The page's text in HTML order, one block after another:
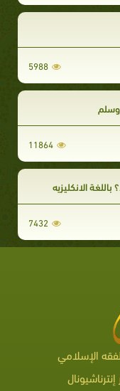
5988
11864
الانكليزيه
7432
الإسلامي